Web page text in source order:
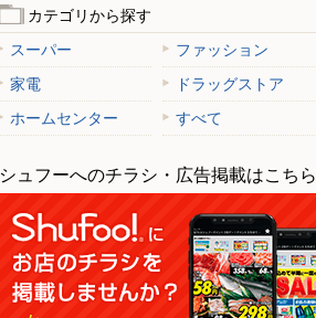
カテゴリから探す
スーパー
ファッション
家電
ドラッグストア
ホームセンター
すべて
シュフーへのチラシ・広告掲載はこちら